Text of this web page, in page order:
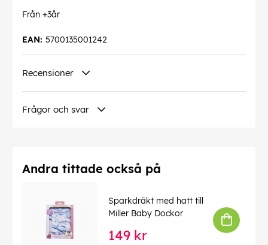
Från +3år
5700135001242
EAN:
Recensioner
Frågor och svar
Andra tittade också på
Sparkdräkt med hatt till
Miller Baby Dockor
149 kr